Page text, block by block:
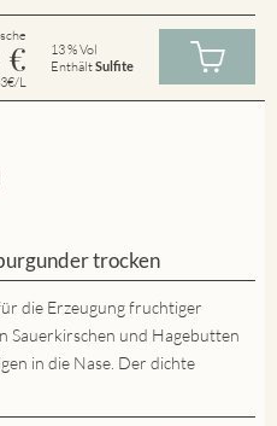
€
L
13 % Vol
EnthältSulfite
trocken
die Erzeugung fruchtiger
Sauerkirschen und Hagebutten
in die Nase. Der dichte